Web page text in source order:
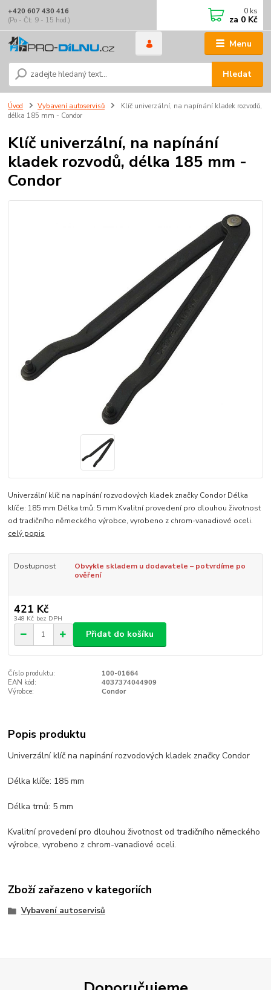
Menu
Hledat
+420 607 430 416
(Po - Čt: 9 - 15 hod.)
0 ks
za 0 Kč
Úvod Vybavení autoservisů
Klíč univerzální, na napínání kladek rozvodů,
délka 185 mm - Condor
Klíč univerzální, na napínání
kladek rozvodů, délka 185 mm -
Condor
Univerzální klíč na napínání rozvodových kladek značky Condor Délka
klíče: 185 mm Délka trnů: 5 mm Kvalitní provedení pro dlouhou životnost
od tradičního německého výrobce, vyrobeno z chrom-vanadiové oceli.
celý popis
Dostupnost
Obvykle skladem u dodavatele – potvrdíme po
ověření
421 Kč
348 Kč bez DPH
Přidat do košíku
Číslo produktu:
100-01664
EAN kód:
4037374044909
Výrobce:
Condor
Popis produktu
Univerzální klíč na napínání rozvodových kladek značky Condor
Délka klíče: 185 mm
Délka trnů: 5 mm
Kvalitní provedení pro dlouhou životnost od tradičního německého
výrobce, vyrobeno z chrom-vanadiové oceli.
Zboží zařazeno v kategoriích
Vybavení autoservisů